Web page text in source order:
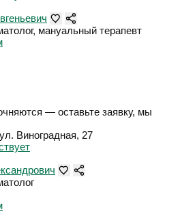
мануальный терапевт
— оставьте заявку, мы
ул. Виноградная, 27